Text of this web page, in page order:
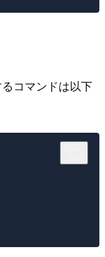
コマンドは以下